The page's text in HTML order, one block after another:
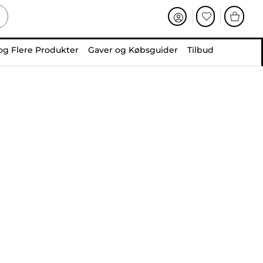
Flere Produkter Gaver og Købsguider Tilbud